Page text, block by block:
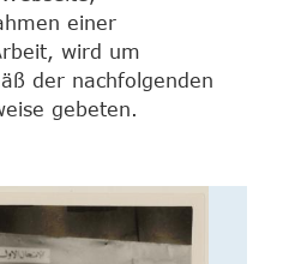
einer
wird um
der nachfolgenden
gebeten.